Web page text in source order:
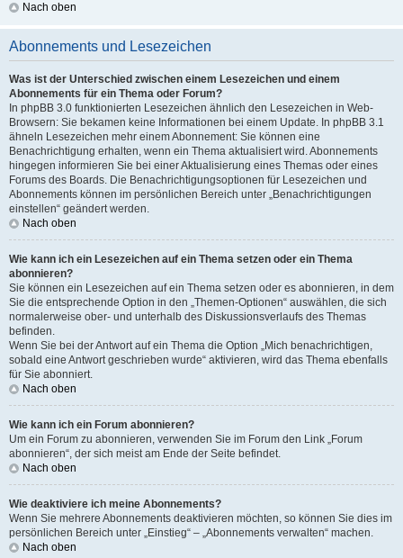
Nach oben
Abonnements und Lesezeichen
Was ist der Unterschied zwischen einem Lesezeichen und einem
Abonnements für ein Thema oder Forum?
In phpBB 3.0 funktionierten Lesezeichen ähnlich den Lesezeichen in Web-
Browsern: Sie bekamen keine Informationen bei einem Update. In phpBB 3.1
ähneln Lesezeichen mehr einem Abonnement: Sie können eine
Benachrichtigung erhalten, wenn ein Thema aktualisiert wird. Abonnements
hingegen informieren Sie bei einer Aktualisierung eines Themas oder eines
Forums des Boards. Die Benachrichtigungsoptionen für Lesezeichen und
Abonnements können im persönlichen Bereich unter „Benachrichtigungen
einstellen“ geändert werden.
Nach oben
Wie kann ich ein Lesezeichen auf ein Thema setzen oder ein Thema
abonnieren?
Sie können ein Lesezeichen auf ein Thema setzen oder es abonnieren, in dem
Sie die entsprechende Option in den „Themen-Optionen“ auswählen, die sich
normalerweise ober- und unterhalb des Diskussionsverlaufs des Themas
befinden.
Wenn Sie bei der Antwort auf ein Thema die Option „Mich benachrichtigen,
sobald eine Antwort geschrieben wurde“ aktivieren, wird das Thema ebenfalls
für Sie abonniert.
Nach oben
Wie kann ich ein Forum abonnieren?
Um ein Forum zu abonnieren, verwenden Sie im Forum den Link „Forum
abonnieren“, der sich meist am Ende der Seite befindet.
Nach oben
Wie deaktiviere ich meine Abonnements?
Wenn Sie mehrere Abonnements deaktivieren möchten, so können Sie dies im
persönlichen Bereich unter „Einstieg“ – „Abonnements verwalten“ machen.
Nach oben